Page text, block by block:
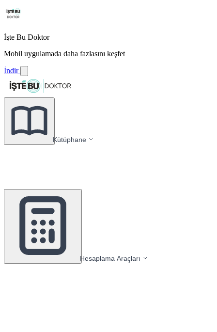
İşte Bu Doktor
Mobil uygulamada daha fazlasını keşfet
İndir
Kütüphane
Hesaplama Araçları